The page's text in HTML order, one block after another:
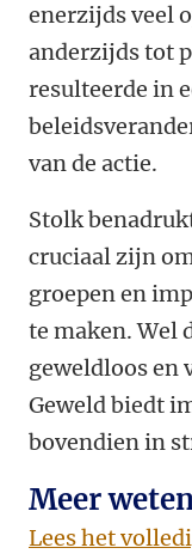
enerzijds veel
anderzijds tot
resulteerde in
van de actie.
Stolk
cruciaal zijn
groepen en
te maken. Wel
geweldloos en
Geweld biedt
bovendien in
Meer
Lees het